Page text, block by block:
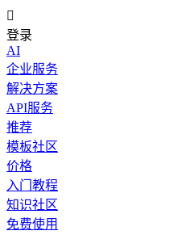

登录
AI
企业服务
解决方案
API服务
推荐
模板社区
价格
入门教程
知识社区
免费使用